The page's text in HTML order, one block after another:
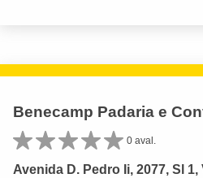
Benecamp Padaria e
0 aval.
Avenida D. Pedro Ii, 2077, Sl